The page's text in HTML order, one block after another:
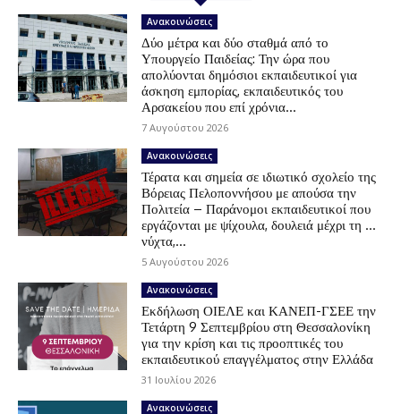
Ανακοινώσεις
Δύο μέτρα και δύο σταθμά από το
Υπουργείο Παιδείας: Την ώρα που
απολύονται δημόσιοι εκπαιδευτικοί για
άσκηση εμπορίας, εκπαιδευτικός του
Αρσακείου που επί χρόνια...
7 Αυγούστου 2026
Ανακοινώσεις
Τέρατα και σημεία σε ιδιωτικό σχολείο της
Βόρειας Πελοποννήσου με απούσα την
Πολιτεία – Παράνομοι εκπαιδευτικοί που
εργάζονται με ψίχουλα, δουλειά μέχρι τη …
νύχτα,...
5 Αυγούστου 2026
Ανακοινώσεις
Εκδήλωση ΟΙΕΛΕ και ΚΑΝΕΠ-ΓΣΕΕ την
Τετάρτη 9 Σεπτεμβρίου στη Θεσσαλονίκη
για την κρίση και τις προοπτικές του
εκπαιδευτικού επαγγέλματος στην Ελλάδα
31 Ιουλίου 2026
Ανακοινώσεις